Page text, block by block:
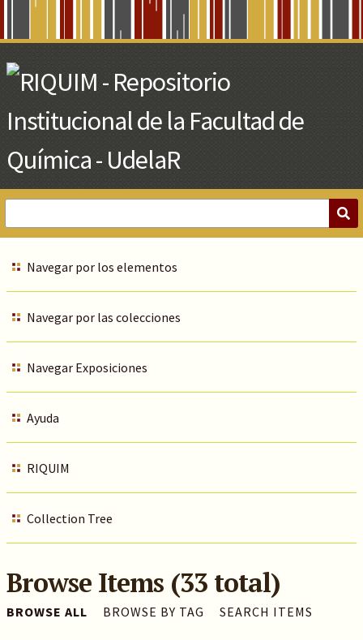
Main
Content
Navegar por los elementos
Navegar por las colecciones
Navegar Exposiciones
Ayuda
RIQUIM
Collection Tree
Browse Items (33 total)
BROWSE ALL BROWSE BY TAG SEARCH ITEMS